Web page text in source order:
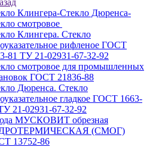
Клингера-Стекло Дюренса-
смотровое
Клингера. Стекло
рифленое ГОСТ
81 ТУ 21-02931-67-32-92
смотровое для промышленных
ГОСТ 21836-88
Дюренса. Стекло
гладкое ГОСТ 1663-
21-02931-67-32-92
МУСКОВИТ обрезная
(СМОГ)
13752-86